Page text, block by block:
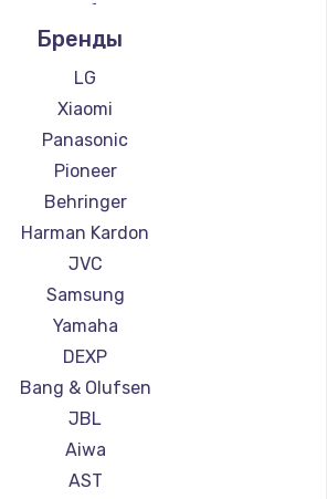
оборудования Supra
Бренды
LG
Xiaomi
Panasonic
Pioneer
Behringer
Harman Kardon
JVC
Samsung
Yamaha
DEXP
Bang & Olufsen
JBL
Aiwa
AST